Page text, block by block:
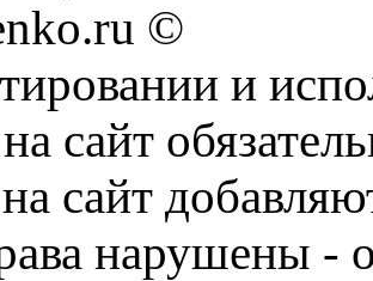
©
и
сайт
сайт
нарушены -